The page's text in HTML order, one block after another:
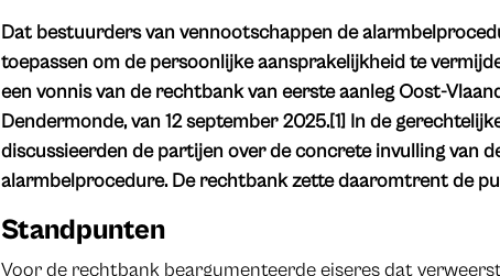
Dat bestuurders van vennootschappen de
toepassen om de persoonlijke aansprakelijkheid te
een vonnis van de rechtbank van eerste aanleg Oost-
Dendermonde, van 12 september 2025.[1] In de
discussieerden de partijen over de concrete invulling van
alarmbelprocedure. De rechtbank zette daaromtrent de
Standpunten
Voor de rechtbank beargumenteerde eiseres dat